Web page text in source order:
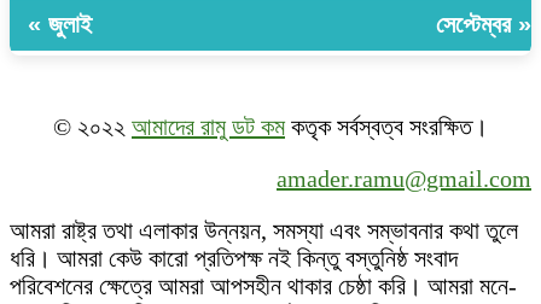
« জুলাই সেপ্টেম্বর »
© ২০২২ আমাদের রামু ডট কমকতৃক সর্বস্বত্ব সংরক্ষিত।
amader.ramu@gmail.com
আমরা রাষ্ট্র তথা এলাকার উন্নয়ন, সমস্যা এবং সম্ভাবনার কথা তুলে
ধরি। আমরা কেউ কারো প্রতিপক্ষ নই কিন্তু বস্তুনিষ্ঠ সংবাদ
পরিবেশনের ক্ষেত্রে আমরা আপসহীন থাকার চেষ্ঠা করি। আমরা মনে-